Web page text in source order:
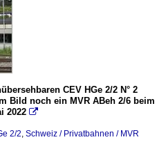
2/6 - SURF)
/ Territet / Glion / Rochers-de-
CEV HGe 2/2 N° 2
Bild noch ein MVR ABeh 2/6 beim
2022 
2/2, Schweiz / Privatbahnen / MVR